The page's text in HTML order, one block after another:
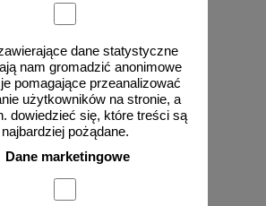
dane statystyczne
nam gromadzić anonimowe
pomagające przeanalizować
użytkowników na stronie, a
dowiedzieć się, które treści są
najbardziej pożądane.
Dane marketingowe
zł
również